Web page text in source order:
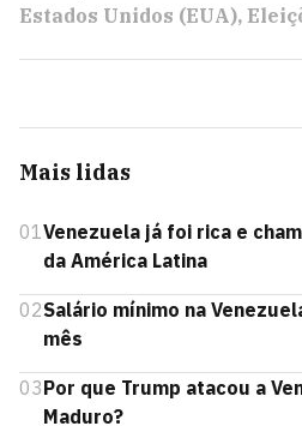
Estados Unidos (EUA)
Mais lidas
01Venezuela já foi rica e
da América Latina
02Salário mínimo na
mês
03Por que Trump atacou a
Maduro?